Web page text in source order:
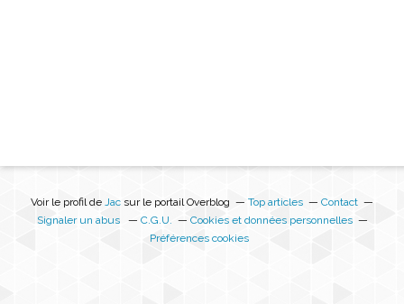
Voir le profil de Jac sur le portail Overblog Top articles
Contact
Signaler un abus
C.G.U.
Cookies et données personnelles
Préférences cookies